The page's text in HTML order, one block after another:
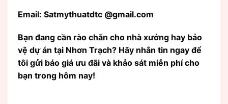
Email: Satmythuatdtc @gmail.com
Bạn đang cần rào chắn cho nhà xưởng hay bảo
vệ dự án tại Nhơn Trạch? Hãy nhắn tin ngay để
tôi gửi báo giá ưu đãi và khảo sát miễn phí cho
bạn trong hôm nay!